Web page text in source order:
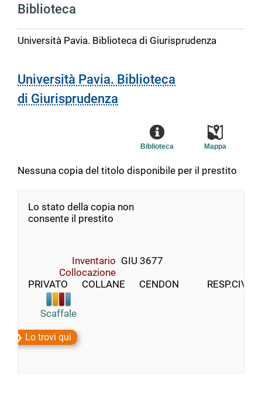
Biblioteca
Università Pavia. Biblioteca di Giurisprudenza
Università Pavia. Biblioteca
di Giurisprudenza
Mappa
Biblioteca
Nessuna copia del titolo disponibile per il prestito
Lo stato della copia non
consente il prestito
Inventario GIU 3677
Collocazione
PRIVATO      COLLANE      CENDON
Scaffale
Lo trovi qui